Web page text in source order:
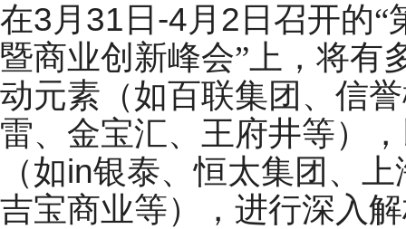
在3 月 31 日 -4月 2 日召开的
暨商业创新峰会”上，将有
动元素（如百联集团、信
雷、金宝汇、王府井等）
（如in银泰、恒太集团、
吉宝商业等），进行深入